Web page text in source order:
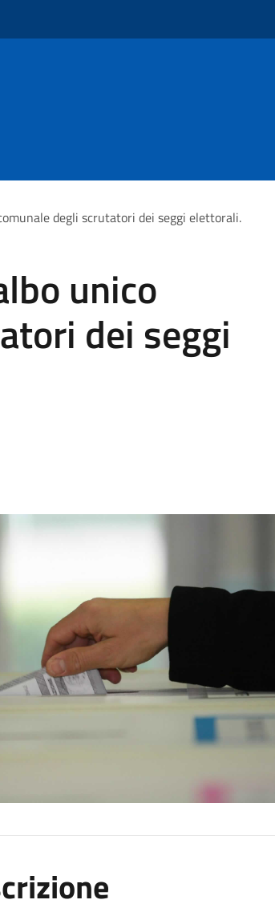
degli scrutatori dei seggi elettorali.
unico
dei seggi